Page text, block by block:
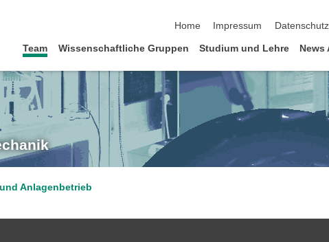
Home
Impressum Datenschutz
Team Wissenschaftliche Gruppen Studium und Lehre News
Anlagenbetrieb